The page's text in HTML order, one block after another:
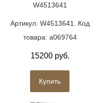
W4513641
Артикул: W4513641. Код
товара: a069764
15200 руб.
Купить